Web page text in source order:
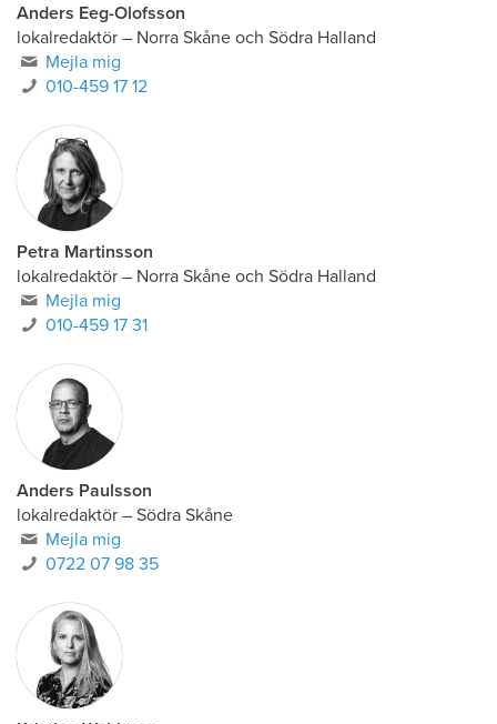
Anders Eeg-Olofsson
lokalredaktör – Norra Skåne och Södra Halland
Mejla mig
010-459 17 12
Petra Martinsson
lokalredaktör – Norra Skåne och Södra Halland
Mejla mig
010-459 17 31
Anders Paulsson
lokalredaktör – Södra Skåne
Mejla mig
0722 07 98 35